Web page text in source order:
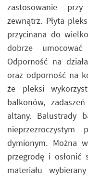
zastosowanie
zewnątrz. Płyta
przycinana do
dobrze
Odporność na
oraz odporność na
że pleksi
balkonów,
altany. Balustrady
dymionym. Można
przegrodę i osłonić
materiału